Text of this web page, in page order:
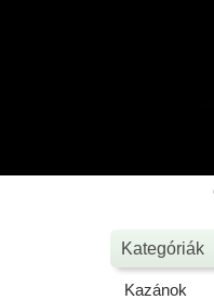
Kategóriák
Kazánok